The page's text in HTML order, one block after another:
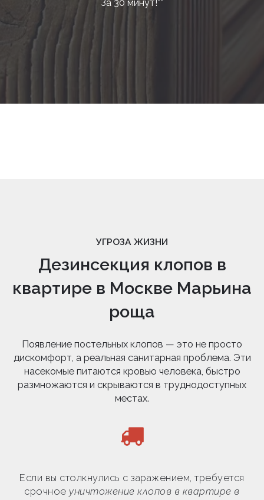
За 30 минут!**
УГРОЗА ЖИЗНИ
Дезинсекция клопов в
квартире в Москве Марьина
роща
Появление постельных клопов — это не просто
дискомфорт, а реальная санитарная проблема. Эти
насекомые питаются кровью человека, быстро
размножаются и скрываются в труднодоступных
местах.
Если вы столкнулись с заражением, требуется
срочное уничтожение клопов в квартире в